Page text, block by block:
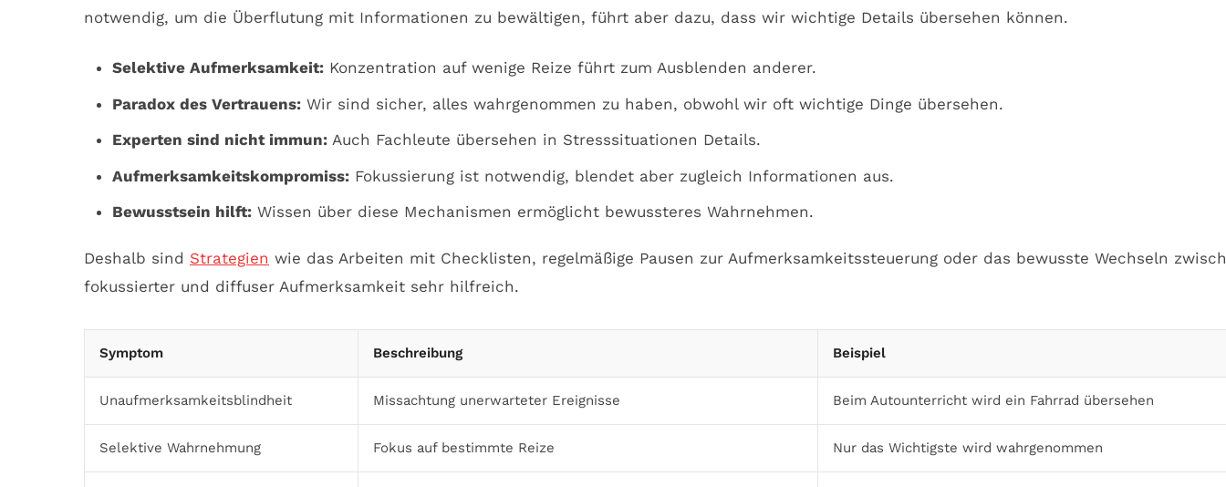
notwendig, um die Überflutung mit Informationen zu bewältigen, führt aber dazu, dass wir wichtige Details übersehen können.
Selektive Aufmerksamkeit:Konzentration auf wenige Reize führt zum Ausblenden anderer.
Paradox des Vertrauens:Wir sind sicher, alles wahrgenommen zu haben, obwohl wir oft wichtige Dinge übersehen.
Experten sind nicht immun:Auch Fachleute übersehen in Stresssituationen Details.
Aufmerksamkeitskompromiss:Fokussierung ist notwendig, blendet aber zugleich Informationen aus.
Bewusstsein hilft:Wissen über diese Mechanismen ermöglicht bewussteres Wahrnehmen.
Deshalb sind Strategien wie das Arbeiten mit Checklisten, regelmäßige Pausen zur Aufmerksamkeitssteuerung oder das bewusste Wechseln
fokussierter und diffuser Aufmerksamkeit sehr hilfreich.
Symptom Beschreibung Beispiel
Unaufmerksamkeitsblindheit Missachtung unerwarteter Ereignisse Beim Autounterricht wird ein Fahrrad übersehen
Selektive Wahrnehmung Fokus auf bestimmte Reize Nur das Wichtigste wird wahrgenommen